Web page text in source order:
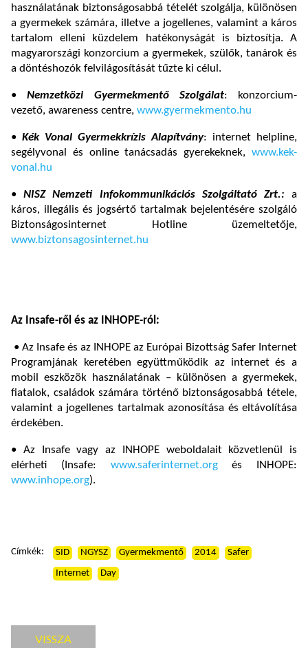
használatának biztonságosabbá tételét szolgálja, különösen
a gyermekek számára, illetve a jogellenes, valamint a káros
tartalom elleni küzdelem hatékonyságát is biztosítja. A
magyarországi konzorcium a gyermekek, szülők, tanárok és
a döntéshozók felvilágosítását tűzte ki célul.
•Nemzetközi Gyermekmentő Szolgálat: konzorcium-
vezető, awareness centre, www.gyermekmento.hu
• Kék Vonal Gyermekkrízis Alapítvány: internet helpline,
segélyvonal és online tanácsadás gyerekeknek, www.kek-
vonal.hu
•NISZ Nemzeti Infokommunikációs Szolgáltató Zrt.: a
káros, illegális és jogsértő tartalmak bejelentésére szolgáló
Biztonságosinternet Hotline üzemeltetője,
www.biztonsagosinternet.hu
Az Insafe-ről és az INHOPE-ról:
• Az Insafe és az INHOPE az Európai Bizottság Safer Internet
Programjának keretében együttműködik az internet és a
mobil eszközök használatának – különösen a gyermekek,
fiatalok, családok számára történő biztonságosabbá tétele,
valamint a jogellenes tartalmak azonosítása és eltávolítása
érdekében.
• Az Insafe vagy az INHOPE weboldalait közvetlenül is
elérheti (Insafe: www.saferinternet.orgés INHOPE:
www.inhope.org).
Címkék: SID NGYSZ Gyermekmentő 2014
Safer
Internet
Day
VISSZA